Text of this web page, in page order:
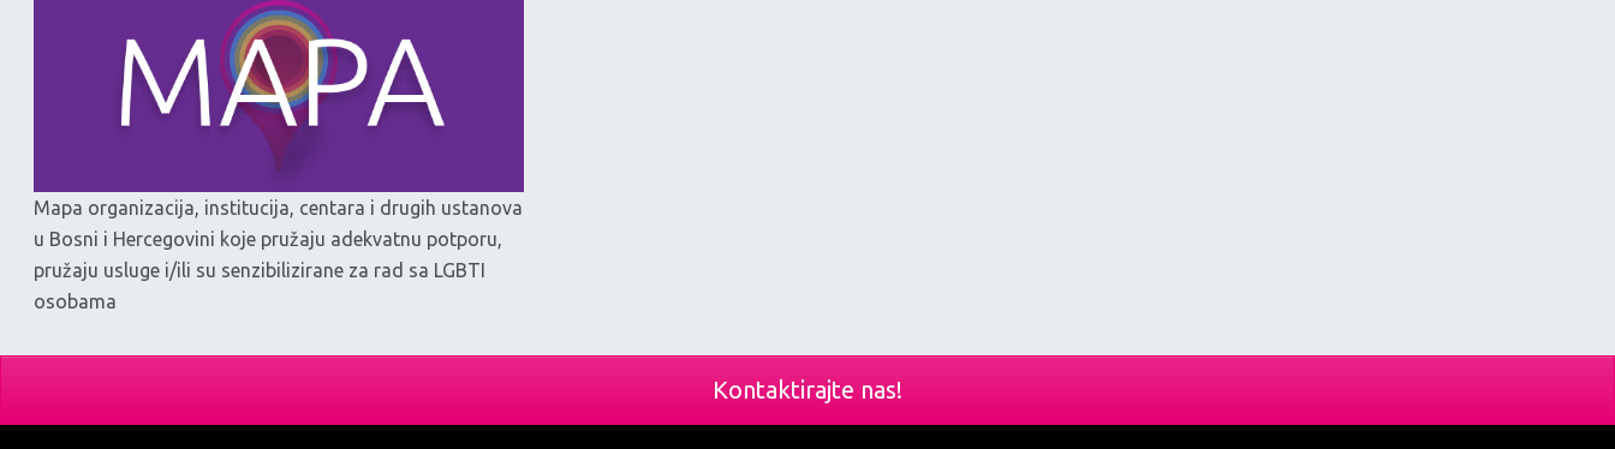
Mapa organizacija, institucija, centara i drugih ustanova
u Bosni i Hercegovini koje pružaju adekvatnu potporu,
pružaju usluge i/ili su senzibilizirane za rad sa LGBTI
osobama
Kontaktirajte nas!